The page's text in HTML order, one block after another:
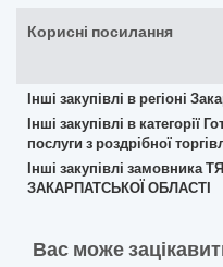
Корисні посилання
Інші закупівлі в регіоні
Інші закупівлі в категорії
послуги з роздрібної
Інші закупівлі
ЗАКАРПАТСЬКОЇ ОБЛАСТІ
Вас може